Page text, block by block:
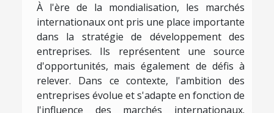
À l'ère de la mondialisation, les marchés
internationaux ont pris une place importante
dans la stratégie de développement des
entreprises. Ils représentent une source
d'opportunités, mais également de défis à
relever. Dans ce contexte, l'ambition des
entreprises évolue et s'adapte en fonction de
l'influence des marchés internationaux.